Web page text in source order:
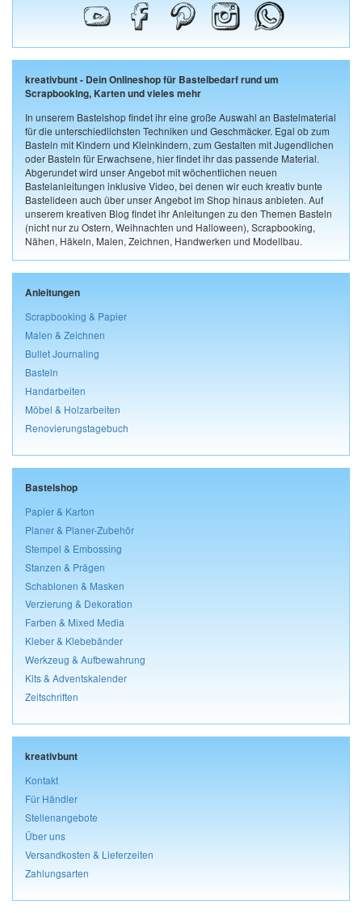
kreativbunt - Dein Onlineshop für Bastelbedarf rund um
Scrapbooking, Karten und vieles mehr
In unserem Bastelshop findet ihr eine große Auswahl an Bastelmaterial
für die unterschiedlichsten Techniken und Geschmäcker. Egal ob zum
Basteln mit Kindern und Kleinkindern, zum Gestalten mit Jugendlichen
oder Basteln für Erwachsene, hier findet ihr das passende Material.
Abgerundet wird unser Angebot mit wöchentlichen neuen
Bastelanleitungen inklusive Video, bei denen wir euch kreativ bunte
Bastelideen auch über unser Angebot im Shop hinaus anbieten. Auf
unserem kreativen Blog findet ihr Anleitungen zu den Themen Basteln
(nicht nur zu Ostern, Weihnachten und Halloween), Scrapbooking,
Nähen, Häkeln, Malen, Zeichnen, Handwerken und Modellbau.
Anleitungen
Scrapbooking & Papier
Malen & Zeichnen
Bullet Journaling
Basteln
Handarbeiten
Möbel & Holzarbeiten
Renovierungstagebuch
Bastelshop
Papier & Karton
Planer & Planer-Zubehör
Stempel & Embossing
Stanzen & Prägen
Schablonen & Masken
Verzierung & Dekoration
Farben & Mixed Media
Kleber & Klebebänder
Werkzeug & Aufbewahrung
Kits & Adventskalender
Zeitschriften
kreativbunt
Kontakt
Für Händler
Stellenangebote
Über uns
Versandkosten & Lieferzeiten
Zahlungsarten